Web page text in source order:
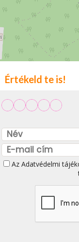
Értékeld te is!
Az Adatvédelmi